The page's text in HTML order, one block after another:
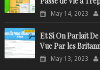
May 14, 2023
Et Si On Parlait
Vue Par les
May 13, 2023